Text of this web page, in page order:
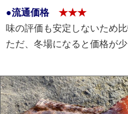
●流通価格
★★★
味の評価も安定しないため
ただ、冬場になると価格が少